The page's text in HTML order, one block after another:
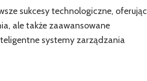
sukcesy technologiczne, oferując
ale także zaawansowane
systemy zarządzania